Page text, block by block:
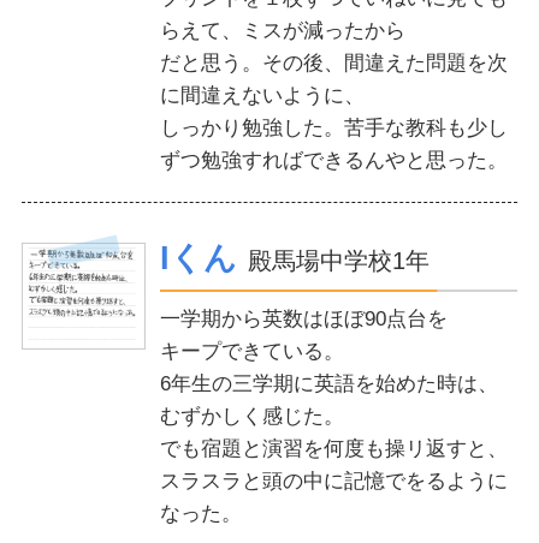
らえて、ミスが減ったから
だと思う。その後、間違えた問題を次
に間違えないように、
しっかり勉強した。苦手な教科も少し
ずつ勉強すればできるんやと思った。
Iくん 殿馬場中学校1年
一学期から英数はほぼ90点台を
キープできている。
6年生の三学期に英語を始めた時は、
むずかしく感じた。
でも宿題と演習を何度も操リ返すと、
スラスラと頭の中に記憶でをるように
なった。